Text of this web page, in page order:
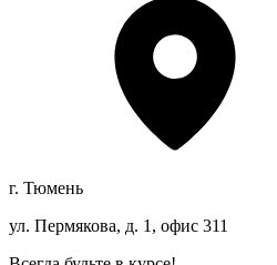
г. Тюмень
ул. Пермякова, д. 1, офис 311